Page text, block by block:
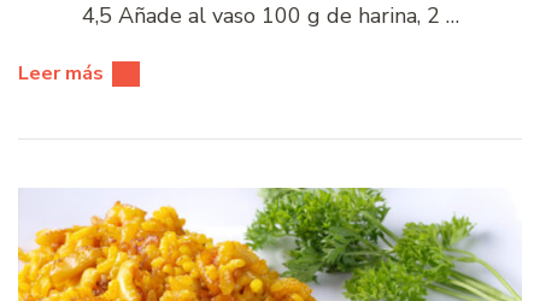
4,5 Añade al vaso 100 g de harina, 2 …
Leer más